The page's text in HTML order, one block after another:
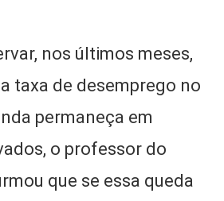
nos últimos meses,
taxa de desemprego no
permaneça em
o professor do
que se essa queda